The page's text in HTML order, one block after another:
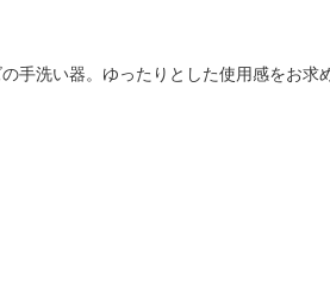
手洗い器。ゆったりとした使用感をお求